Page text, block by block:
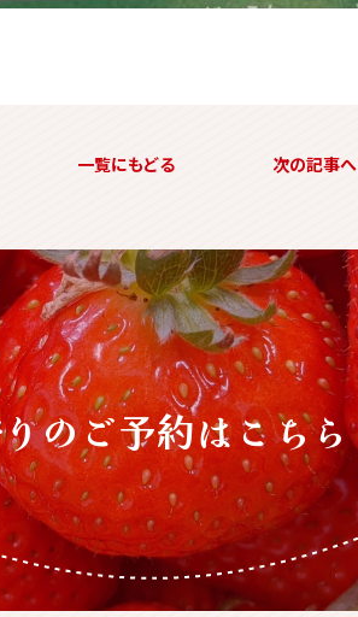
一覧にもどる 次の記事へ
のご予約はこちら